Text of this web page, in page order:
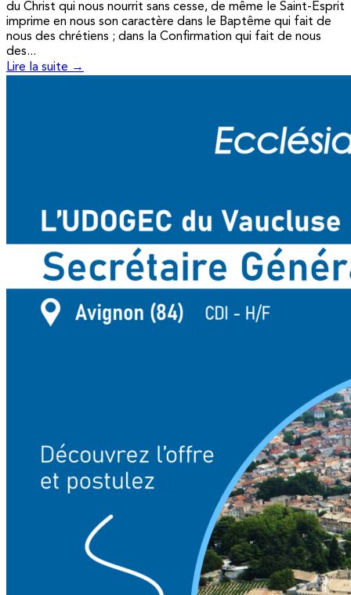
du Christ qui nous nourrit sans cesse, de même le Saint-Esprit
imprime en nous son caractère dans le Baptême qui fait de
nous des chrétiens ; dans la Confirmation qui fait de nous
des...
Lire la suite →